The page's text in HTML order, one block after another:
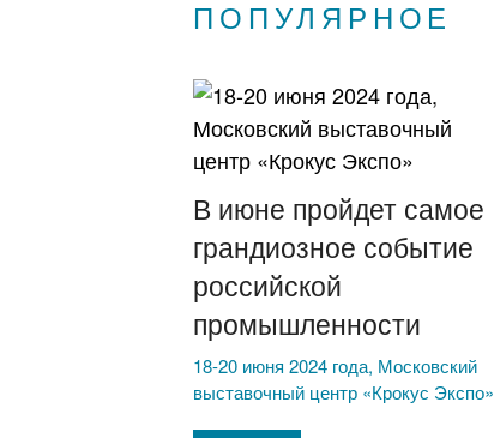
ПОПУЛЯРНОЕ
В июне пройдет самое
грандиозное событие
российской
промышленности
18-20 июня 2024 года, Московский
выставочный центр «Крокус Экспо»